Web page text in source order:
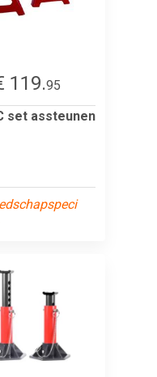
119.95
set assteunen